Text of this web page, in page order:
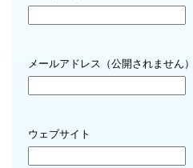
メールアドレス（公開されません）
ウェブサイト